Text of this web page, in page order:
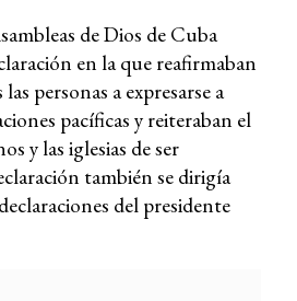
de Dios de Cuba
en la que reafirmaban
personas a expresarse a
pacíficas y reiteraban el
y las iglesias de ser
también se dirigía
del presidente